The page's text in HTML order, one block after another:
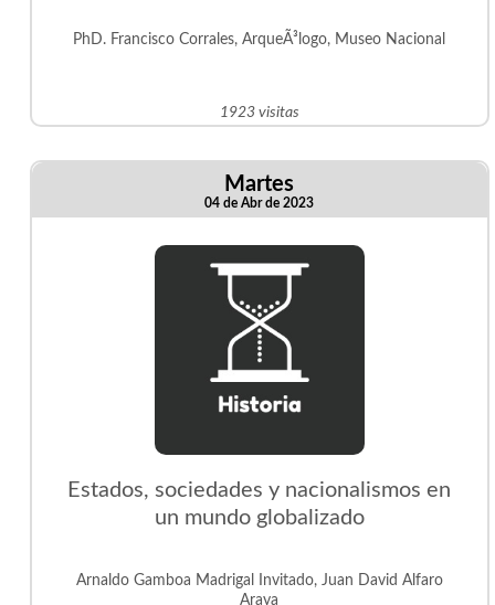
PhD. Francisco Corrales, ArqueÃ³logo, Museo Nacional
1923 visitas
Martes
04 de Abr de 2023
Estados, sociedades y nacionalismos en
un mundo globalizado
Arnaldo Gamboa Madrigal Invitado, Juan David Alfaro
Araya